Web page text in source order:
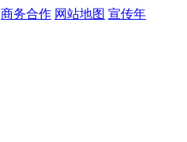
商务合作 网站地图 宣传年